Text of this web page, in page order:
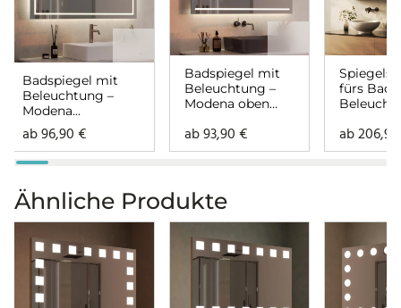
Badspiegel mit
Beleuchtung –
Modena
rundherum
ab96,90€
Badspiegel mit
Beleuchtung –
Modena oben
ab93,90€
fürs Bad
ab
Ähnliche Produkte